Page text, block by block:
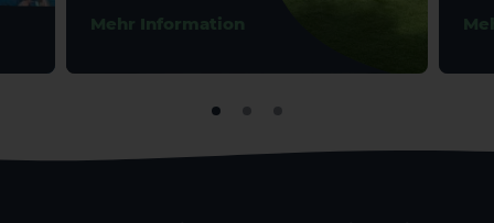
Mehr Information